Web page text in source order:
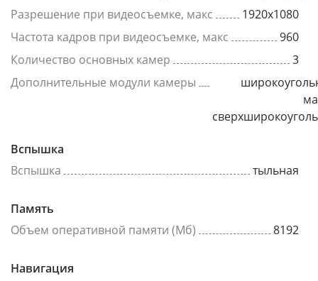
Разрешение при видеосъемке, макс
1920x1080
Частота кадров при видеосъемке, макс
960
Количество основных камер
3
Дополнительные модули камеры
Вспышка
Вспышка
тыльная
Память
Объем оперативной памяти (Мб)
8192
Навигация